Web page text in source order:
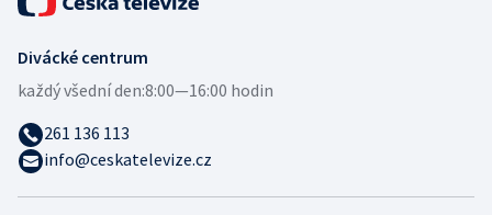
Divácké centrum
každý všední den:8:00—16:00 hodin
261 136 113
info@ceskatelevize.cz